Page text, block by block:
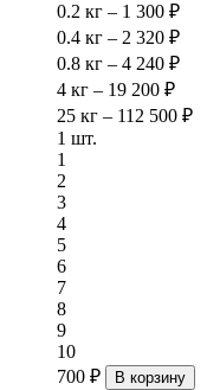
0.2 кг – 1 300 ₽
0.4 кг – 2 320 ₽
0.8 кг – 4 240 ₽
4 кг – 19 200 ₽
25 кг – 112 500 ₽
1 шт.
1
2
3
4
5
6
7
8
9
10
700 ₽
В корзину